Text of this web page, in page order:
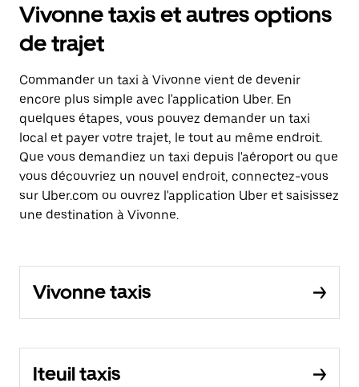
Vivonne taxis et autres options
de trajet
Commander un taxi à Vivonne vient de devenir
encore plus simple avec l'application Uber. En
quelques étapes, vous pouvez demander un taxi
local et payer votre trajet, le tout au même endroit.
Que vous demandiez un taxi depuis l'aéroport ou que
vous découvriez un nouvel endroit, connectez-vous
sur Uber.com ou ouvrez l'application Uber et saisissez
une destination à Vivonne.
Vivonne taxis
Iteuil taxis